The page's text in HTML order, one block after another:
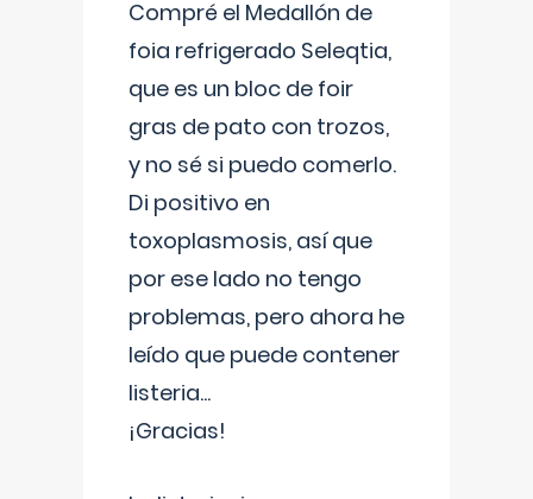
Compré el Medallón de
foia refrigerado Seleqtia,
que es un bloc de foir
gras de pato con trozos,
y no sé si puedo comerlo.
Di positivo en
toxoplasmosis, así que
por ese lado no tengo
problemas, pero ahora he
leído que puede contener
listeria...
¡Gracias!